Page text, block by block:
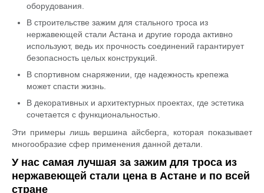
оборудования.
В строительстве зажим для стального троса из
нержавеющей стали Астана и другие города активно
используют, ведь их прочность соединений гарантирует
безопасность целых конструкций.
В спортивном снаряжении, где надежность крепежа
может спасти жизнь.
В декоративных и архитектурных проектах, где эстетика
сочетается с функциональностью.
Эти примеры лишь вершина айсберга, которая показывает
многообразие сфер применения данной детали.
У нас самая лучшая за зажим для троса из
нержавеющей стали цена в Астане и по всей
стране